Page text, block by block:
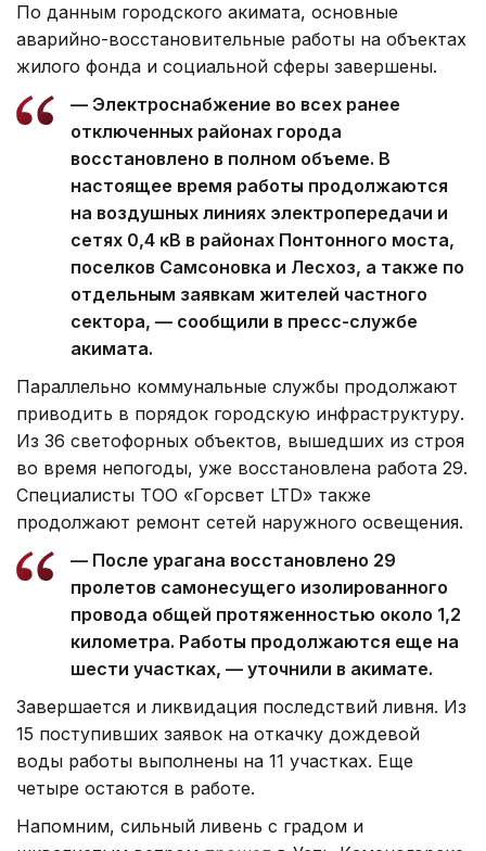
По данным городского акимата, основные
аварийно-восстановительные работы на объектах
жилого фонда и социальной сферы завершены.
— Электроснабжение во всех ранее
отключенных районах города
восстановлено в полном объеме. В
настоящее время работы продолжаются
на воздушных линиях электропередачи и
сетях 0,4 кВ в районах Понтонного моста,
поселков Самсоновка и Лесхоз, а также по
отдельным заявкам жителей частного
сектора, — сообщили в пресс-службе
акимата.
Параллельно коммунальные службы продолжают
приводить в порядок городскую инфраструктуру.
Из 36 светофорных объектов, вышедших из строя
во время непогоды, уже восстановлена работа 29.
Специалисты ТОО «Горсвет LTD» также
продолжают ремонт сетей наружного освещения.
— После урагана восстановлено 29
пролетов самонесущего изолированного
провода общей протяженностью около 1,2
километра. Работы продолжаются еще на
шести участках, — уточнили в акимате.
Завершается и ликвидация последствий ливня. Из
15 поступивших заявок на откачку дождевой
воды работы выполнены на 11 участках. Еще
четыре остаются в работе.
Напомним, сильный ливень с градом и